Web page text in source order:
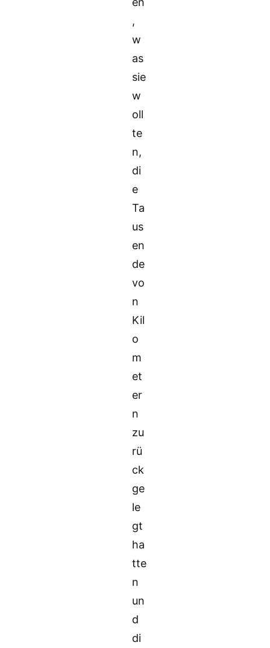
,
w
as
sie
w
oll
te
n,
di
e
Ta
us
en
de
vo
n
Kil
o
m
et
er
n
zu
rü
ck
ge
le
gt
ha
tte
n
un
d
di